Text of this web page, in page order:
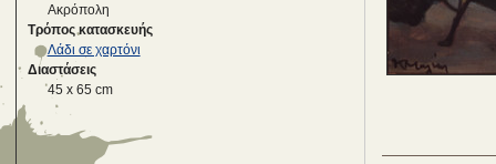
Ακρόπολη
Τρόπος κατασκευής
Λάδι σε χαρτόνι
Διαστάσεις
45 x 65 cm